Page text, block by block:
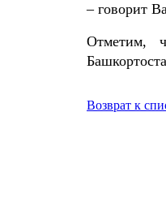
– говорит
Отметим,
Возврат к